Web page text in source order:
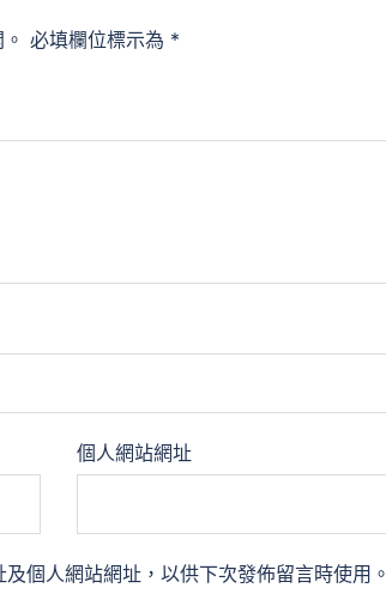
必填欄位標示為 *
個人網站網址
個人網站網址，以供下次發佈留言時使用。